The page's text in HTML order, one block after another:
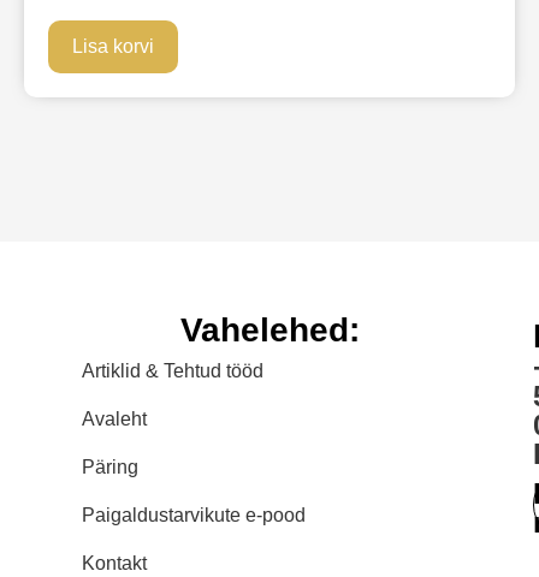
Lisa korvi
Vahelehed:
Artiklid & Tehtud tööd
Avaleht
Päring
Paigaldustarvikute e-pood
Kontakt